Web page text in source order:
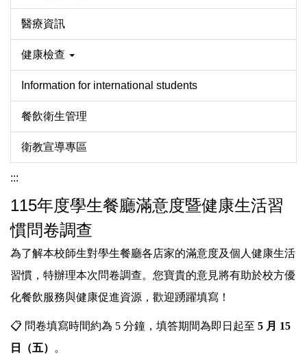
醫療資訊
健康檢查
Information for international students
餐飲衛生管理
衛教宣導專區
:::
115年度學生餐廳滿意度暨健康生活習
慣問卷調查
為了解本校師生對學生餐廳各店家的滿意度及個人健康生活
習慣，特辦理本次問卷調查。您寶貴的意見將有助於校方優
化餐飲服務與健康促進資源，歡迎踴躍填寫！
📋 問卷填寫時間約為 5 分鐘，填答期間為即日起至 5 月 15
日（五）
。